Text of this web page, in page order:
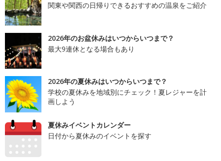
関東や関西の日帰りできるおすすめの温泉をご紹介
2026年のお盆休みはいつからいつまで？
最大9連休となる場合もあり
2026年の夏休みはいつからいつまで？
学校の夏休みを地域別にチェック！夏レジャーを計
画しよう
夏休みイベントカレンダー
日付から夏休みのイベントを探す